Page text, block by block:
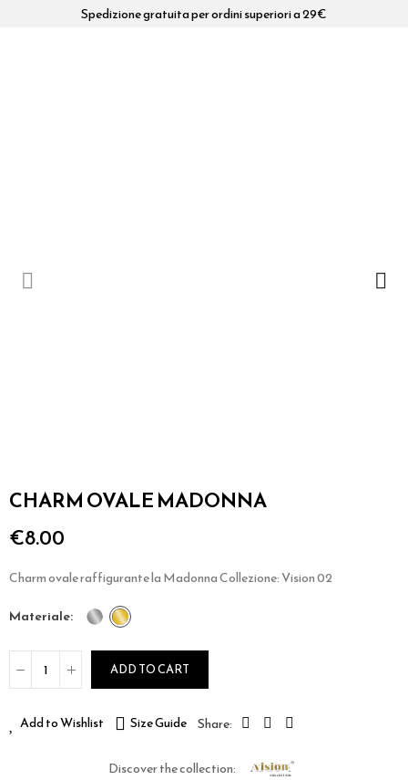
Spedizione gratuita per ordini superiori a 29€
CHARM OVALE MADONNA
€8.00
Charm ovale raffigurante la Madonna Collezione: Vision 02
materiale
ADD TO CART
Add to Wishlist Size Guide
Discover the collection: